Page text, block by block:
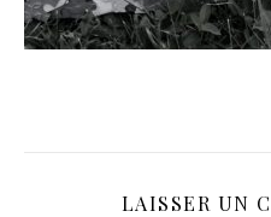
LAISSER UN